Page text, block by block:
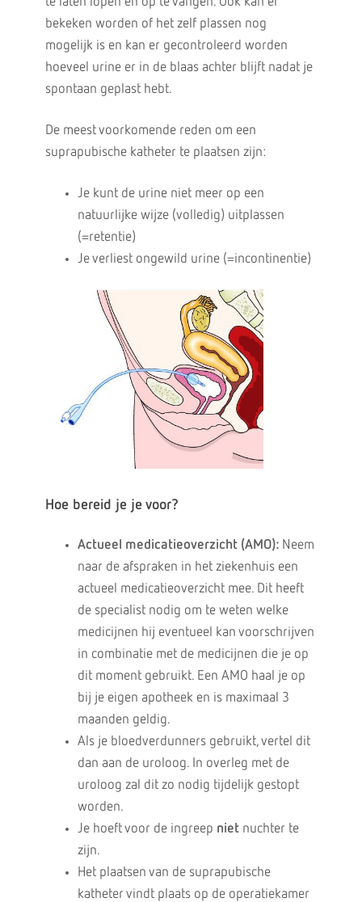
bekeken worden of het zelf plassen nog
mogelijk is en kan er gecontroleerd worden
hoeveel urine er in de blaas achter blijft nadat je
spontaan geplast hebt.
De meest voorkomende reden om een
suprapubische katheter te plaatsen zijn:
Je kunt de urine niet meer op een
natuurlijke wijze (volledig) uitplassen
(=retentie)
Je verliest ongewild urine (=incontinentie)
Hoe bereid je je voor?
Actueel medicatieoverzicht (AMO): Neem
naar de afspraken in het ziekenhuis een
actueel medicatieoverzicht mee. Dit heeft
de specialist nodig om te weten welke
medicijnen hij eventueel kan voorschrijven
in combinatie met de medicijnen die je op
dit moment gebruikt. Een AMO haal je op
bij je eigen apotheek en is maximaal 3
maanden geldig.
Als je bloedverdunners gebruikt, vertel dit
dan aan de uroloog. In overleg met de
uroloog zal dit zo nodig tijdelijk gestopt
worden.
Je hoeft voor de ingreep nietnuchter te
zijn.
Het plaatsen van de suprapubische
katheter vindt plaats op de operatiekamer